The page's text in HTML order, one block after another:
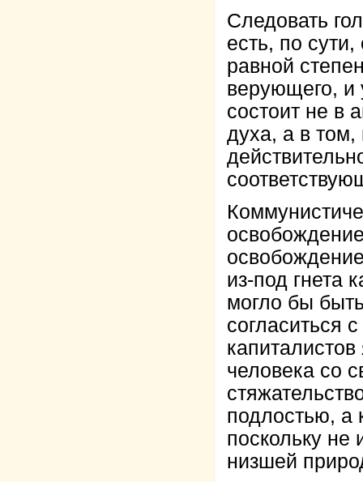
Следовать
есть, по
равной
верующего, и
состоит не в
духа, а в том,
из-под гнета
могло бы
согласиться
человека со
подлостью, а
поскольку не
низшей